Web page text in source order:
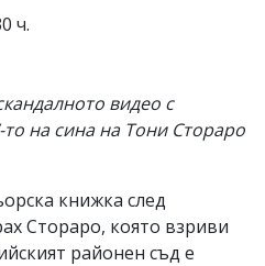
ч.
видео с
на сина на Тони Стораро
книжка след
Стораро, която взриви
районен съд е